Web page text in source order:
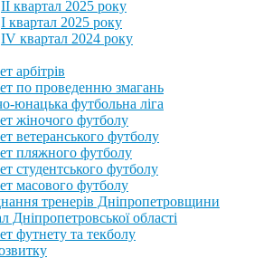
II квартал 2025 року
I квартал 2025 року
IV квартал 2024 року
арбітрів
по проведенню змагань
юнацька футбольна ліга
жіночого футболу
ветеранського футболу
пляжного футболу
студентського футболу
масового футболу
тренерів Дніпропетровщини
Дніпропетровської області
футнету та текболу